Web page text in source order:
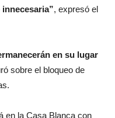
, expresó el
en su lugar
sobre el bloqueo de
en la Casa Blanca con